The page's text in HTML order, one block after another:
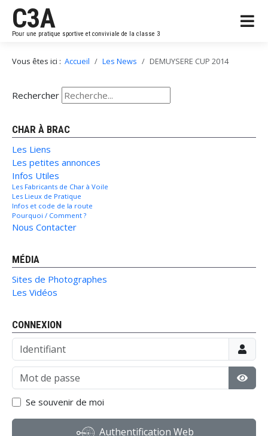
C3A
Pour une pratique sportive et conviviale de la classe 3
Vous êtes ici : Accueil Les News DEMUYSERE CUP 2014
Rechercher
CHAR À BRAC
Les Liens
Les petites annonces
Infos Utiles
Les Fabricants de Char à Voile
Les Lieux de Pratique
Infos et code de la route
Pourquoi / Comment ?
Nous Contacter
MÉDIA
Sites de Photographes
Les Vidéos
CONNEXION
Identifiant
Mot de passe
Se souvenir de moi
Authentification Web